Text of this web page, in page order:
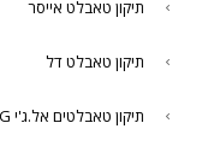
תיקון טאבלט אייסר
תיקון טאבלט דל
תיקון טאבלטים אל.ג'י LG